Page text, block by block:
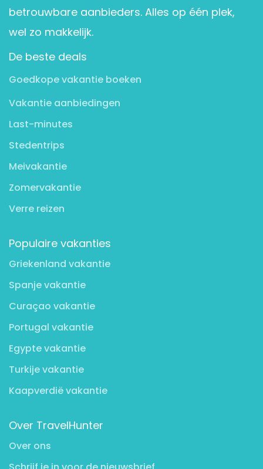
betrouwbare aanbieders. Alles op één plek,
wel zo makkelijk.
De beste deals
Goedkope vakantie boeken
Vakantie aanbiedingen
Last-minutes
Stedentrips
Meivakantie
Zomervakantie
Verre reizen
Populaire vakanties
Griekenland vakantie
Spanje vakantie
Curaçao vakantie
Portugal vakantie
Egypte vakantie
Turkije vakantie
Kaapverdië vakantie
Over TravelHunter
Over ons